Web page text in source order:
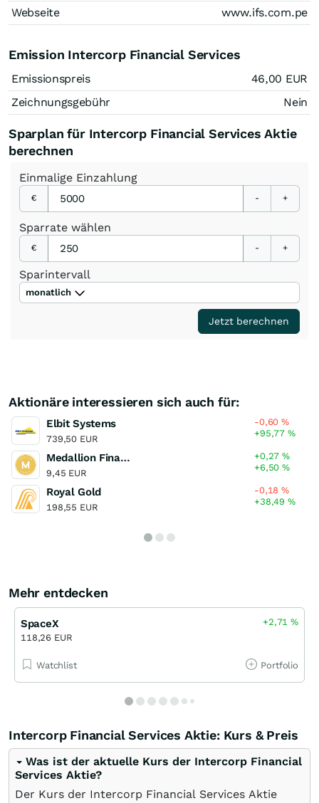
Webseite
www.ifs.com.pe
Emission Intercorp Financial Services
Emissionspreis 46,00 EUR
Zeichnungsgebühr
Nein
Sparplan für Intercorp Financial Services Aktie
berechnen
Einmalige Einzahlung
€ - +
Sparrate wählen
€ - +
Sparintervall
monatlich
Jetzt berechnen
Aktionäre interessieren sich auch für:
Elbit Systems
739,50 EUR
-0,60%
+95,77%
Medallion Financial
9,45 EUR
+0,27%
+6,50%
Royal Gold
198,55 EUR
-0,18%
+38,49%
Mehr entdecken
SpaceX
118,26 EUR
+2,71%
Watchlist Portfolio
Intercorp Financial Services Aktie: Kurs & Preis
Was ist der aktuelle Kurs der Intercorp Financial
Services Aktie?
Der Kurs der Intercorp Financial Services Aktie